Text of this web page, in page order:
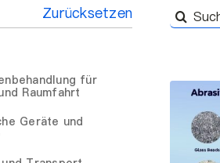
Zurücksetzen
für
Raumfahrt
Geräte und
Suche